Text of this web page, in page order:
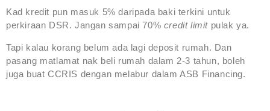
Kad kredit pun masuk 5% daripada baki terkini untuk
perkiraan DSR. Jangan sampai 70% credit limit pulak ya.
Tapi kalau korang belum ada lagi deposit rumah. Dan
pasang matlamat nak beli rumah dalam 2-3 tahun, boleh
juga buat CCRIS dengan melabur dalam ASB Financing.